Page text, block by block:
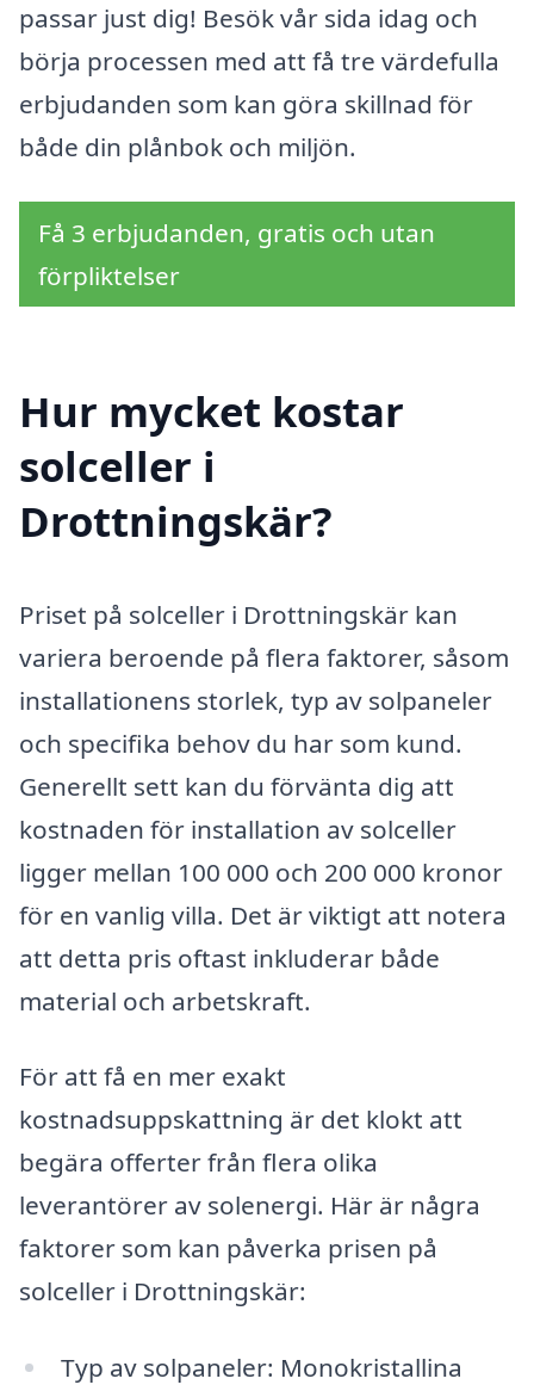
passar just dig! Besök vår sida idag och
börja processen med att få tre värdefulla
erbjudanden som kan göra skillnad för
både din plånbok och miljön.
Få 3 erbjudanden, gratis och utan
förpliktelser
Hur mycket kostar
solceller i
Drottningskär?
Priset på solceller i Drottningskär kan
variera beroende på flera faktorer, såsom
installationens storlek, typ av solpaneler
och specifika behov du har som kund.
Generellt sett kan du förvänta dig att
kostnaden för installation av solceller
ligger mellan 100 000 och 200 000 kronor
för en vanlig villa. Det är viktigt att notera
att detta pris oftast inkluderar både
material och arbetskraft.
För att få en mer exakt
kostnadsuppskattning är det klokt att
begära offerter från flera olika
leverantörer av solenergi. Här är några
faktorer som kan påverka prisen på
solceller i Drottningskär:
Typ av solpaneler: Monokristallina